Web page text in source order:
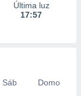
Última luz
17:57
Sáb
Domo